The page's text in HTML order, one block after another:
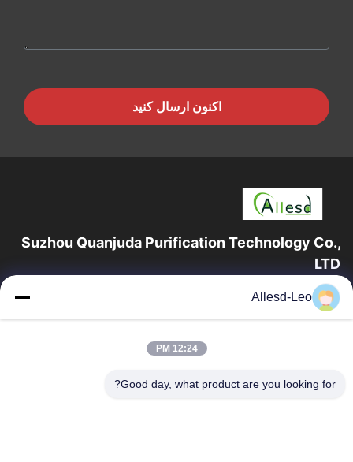
اکنون ارسال کنید
Suzhou Quanjuda Purification Technology Co.,
LTD
16 سال تجربه، به عنوان یک تولید کننده و صادر کننده پیشرو محصولات
صفحه اصلی
محصولات
Allesd-Leo
12:24 PM
Good day, what product are you looking for?